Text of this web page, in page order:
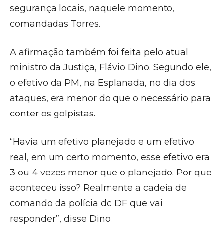
segurança locais, naquele momento,
comandadas Torres.
A afirmação também foi feita pelo atual
ministro da Justiça, Flávio Dino. Segundo ele,
o efetivo da PM, na Esplanada, no dia dos
ataques, era menor do que o necessário para
conter os golpistas.
“Havia um efetivo planejado e um efetivo
real, em um certo momento, esse efetivo era
3 ou 4 vezes menor que o planejado. Por que
aconteceu isso? Realmente a cadeia de
comando da polícia do DF que vai
responder”, disse Dino.